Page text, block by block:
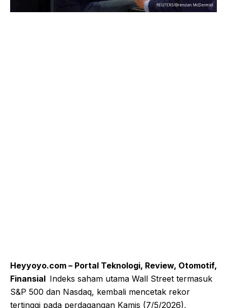
Heyyoyo.com – Portal Teknologi, Review, Otomotif,
Finansial Indeks saham utama Wall Street termasuk
S&P 500 dan Nasdaq, kembali mencetak rekor
tertinggi pada perdagangan Kamis (7/5/2026),